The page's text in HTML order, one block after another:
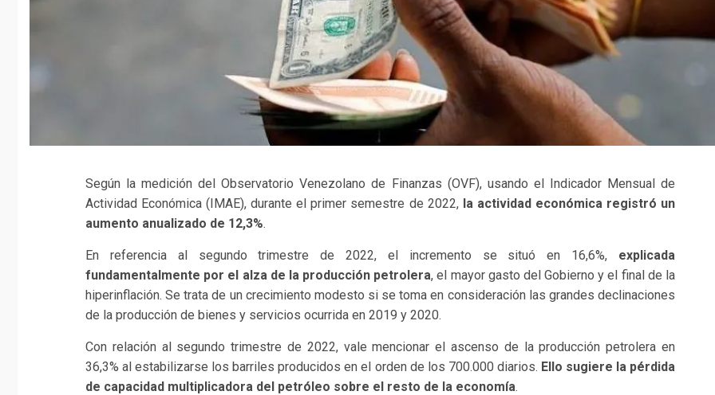
Según la medición del Observatorio Venezolano de Finanzas (OVF), usando el Indicador Mensual de
Actividad Económica (IMAE), durante el primer semestre de 2022, la actividad económica registró un
aumento anualizado de 12,3%.
En referencia al segundo trimestre de 2022, el incremento se situó en 16,6%, explicada
fundamentalmente por el alza de la producción petrolera, el mayor gasto del Gobierno y el final de la
hiperinflación. Se trata de un crecimiento modesto si se toma en consideración las grandes declinaciones
de la producción de bienes y servicios ocurrida en 2019 y 2020.
Con relación al segundo trimestre de 2022, vale mencionar el ascenso de la producción petrolera en
36,3% al estabilizarse los barriles producidos en el orden de los 700.000 diarios. Ello sugiere la pérdida
de capacidad multiplicadora del petróleo sobre el resto de la economía.